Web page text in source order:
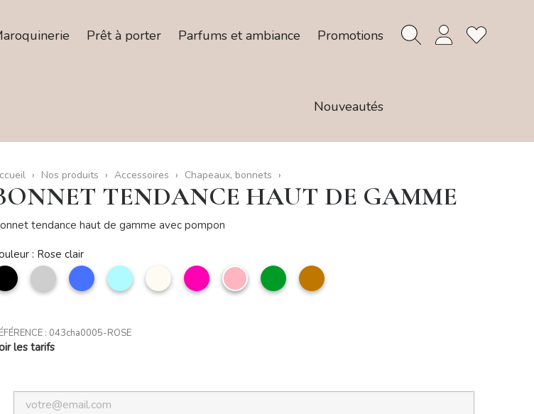
Prêt à porter Parfums et ambiance Promotions
Nouveautés
Nos produits Accessoires Chapeaux, bonnets
TENDANCE HAUT DE GAMME
tendance haut de gamme avec pompon
: Rose clair
noir Argent Bleu
Bleu
ciel
Beige Fuchsia Rose
clair
vert
anglais
camel
: 043cha0005-ROSE
les tarifs